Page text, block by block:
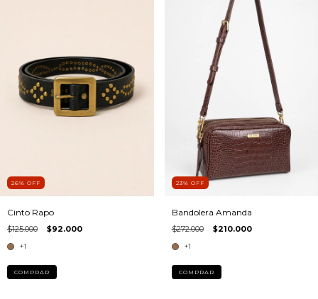
26% OFF
Cinto Rapo
$125.000 $92.000
+1
COMPRAR
23% OFF
Bandolera Amanda
$272.000 $210.000
+1
COMPRAR